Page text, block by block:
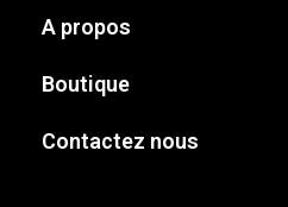
A propos
Boutique
Contactez nous